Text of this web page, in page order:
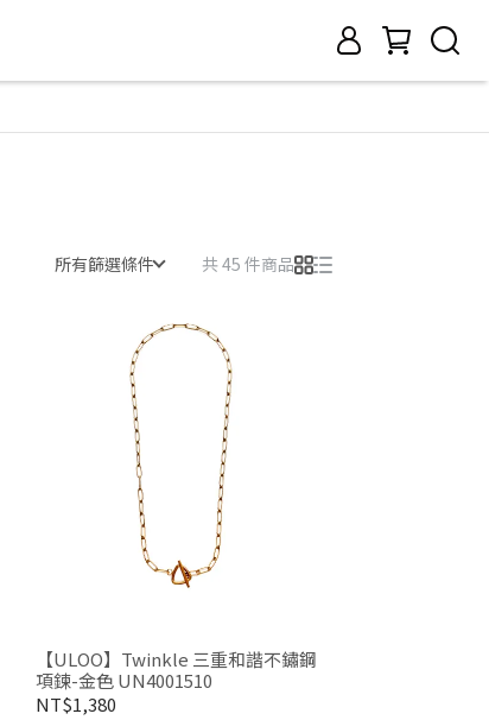
所有篩選條件 共 45 件商品
【ULOO】Twinkle 三重和諧不鏽鋼
項鍊-金色 UN4001510
NT$1,380